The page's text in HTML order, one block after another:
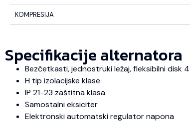
KOMPRESIJA
Specifikacije alternatora
Bezčetkasti, jednostruki ležaj, fleksibilni disk
H tip izolacijske klase
IP 21-23 zaštitna klasa
Samostalni eksiciter
Elektronski automatski regulator napona